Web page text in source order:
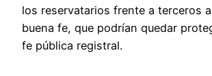
los reservatarios frente a terceros
buena fe, que podrían quedar
fe pública registral.